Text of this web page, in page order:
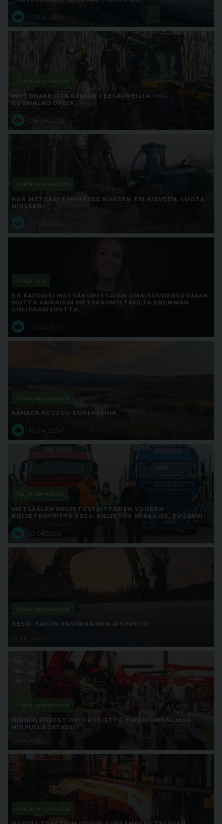
02.04.2024
Metsäkoneurakointi
MOTOHAKKUITA KENIAN TEEFARMEILLA
SUOMALAISOPEIN
04.04.2024
Metsäkoneurakointi
KUN METSÄSI TARVITSEE KONEEN TAI KIRVEEN, LUOTA
HIRVEEN!
07.04.2024
Metsätrans
EN KAJOAISI METSÄNOMISTAJAN OMAISUUDENSUOJAAN,
MUTTA KAIPAISIN METSÄNOMISTAJILTA ENEMMÄN
SOLIDAARISUUTTA
09.04.2024
Metsäkoneurakointi
KANADA KUTSUU KONEMIEHIÄ
10.04.2024
Puutavara-autoilu
METSÄALAN KULJETUSYRITTÄJIEN VUODEN
KULJETUSYRITYS 2024: KULJETUS REKAR OY, EVIJÄRVI
13.04.2024
Metsäkoneurakointi
KESKI-SAVON ENSIMMÄINEN RISUPETO
26.02.2024
Metsäkoneurakointi
NISULA FOREST OY: YHTEISTYÖ ENDUROMAAILMAN
HUIPULLA JATKUU
12.03.2024
Metsäkoneurakointi